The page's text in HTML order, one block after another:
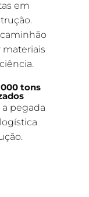
em
materiais
tons
pegada